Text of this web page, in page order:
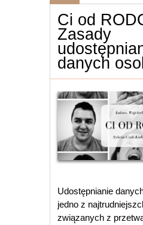
Ci od
Zasady
danych
Udostępnianie
jedno z
związanych z